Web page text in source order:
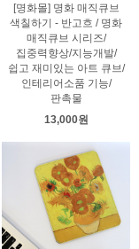
[명화몰] 명화 매직큐브
색칠하기 - 반고흐 / 명화
매직큐브 시리즈/
집중력향상/지능개발/
쉽고 재미있는 아트 큐브/
인테리어소품 기능/
판촉물
13,000원